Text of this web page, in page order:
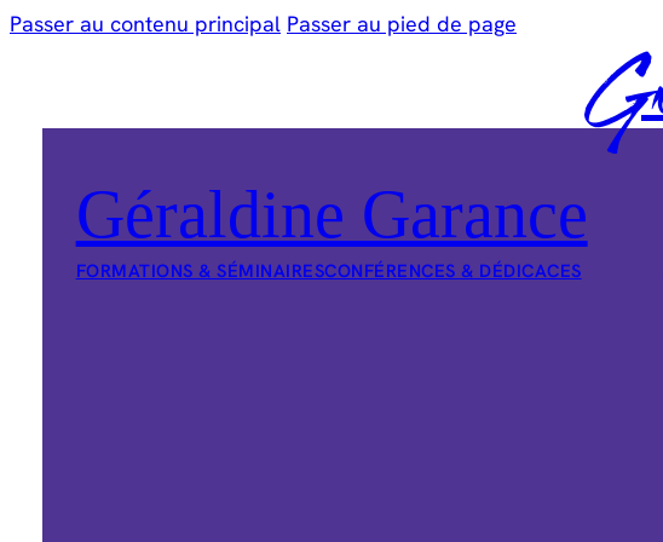
Passer au contenu principal Passer au pied de page
Géraldine Garance
FORMATIONS & SÉMINAIRESCONFÉRENCES & DÉDICACES